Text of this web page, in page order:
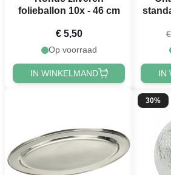
folieballon 10x - 46 cm
€ 5,50
Op voorraad
IN WINKELMAND IN
30%